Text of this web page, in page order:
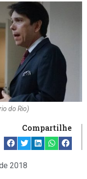
do Rio)
Compartilhe
2018